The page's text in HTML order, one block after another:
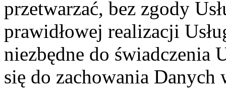
przetwarzać, bez zgody
prawidłowej realizacji
niezbędne do świadczenia
się do zachowania